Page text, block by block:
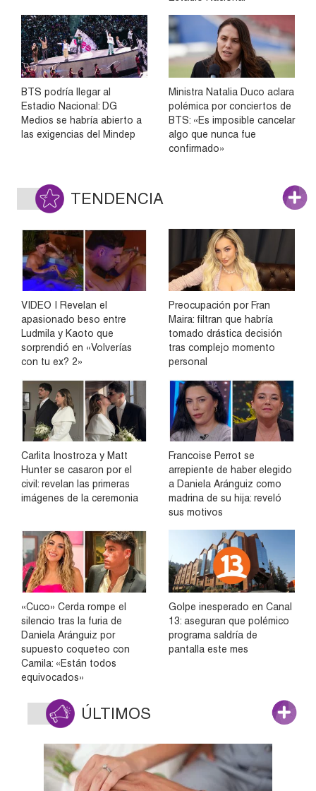
BTS podría llegar al
Estadio Nacional: DG
Medios se habría abierto a
las exigencias del Mindep
Ministra Natalia Duco aclara
polémica por conciertos de
BTS: «Es imposible cancelar
algo que nunca fue
confirmado»
TENDENCIA
VIDEO | Revelan el
apasionado beso entre
Ludmila y Kaoto que
sorprendió en «Volverías
con tu ex? 2»
Preocupación por Fran
Maira: filtran que habría
tomado drástica decisión
tras complejo momento
personal
Carlita Inostroza y Matt
Hunter se casaron por el
civil: revelan las primeras
imágenes de la ceremonia
Francoise Perrot se
arrepiente de haber elegido
a Daniela Aránguiz como
madrina de su hija: reveló
sus motivos
«Cuco» Cerda rompe el
silencio tras la furia de
Daniela Aránguiz por
supuesto coqueteo con
Camila: «Están todos
equivocados»
Golpe inesperado en Canal
13: aseguran que polémico
programa saldría de
pantalla este mes
ÚLTIMOS